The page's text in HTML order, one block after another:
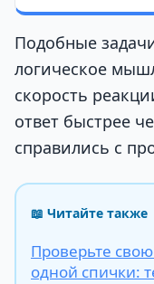
Подобные
логическое
скорость
ответ быстрее
справились с
📖 Читайте также
Проверьте
одной спички: